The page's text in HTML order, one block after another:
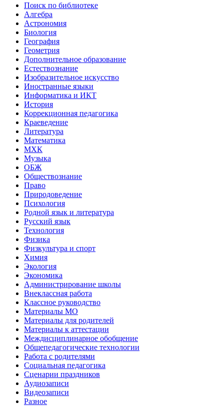
Поиск по библиотеке
Алгебра
Астрономия
Биология
География
Геометрия
Дополнительное образование
Естествознание
Изобразительное искусство
Иностранные языки
Информатика и ИКТ
История
Коррекционная педагогика
Краеведение
Литература
Математика
МХК
Музыка
ОБЖ
Обществознание
Право
Природоведение
Психология
Родной язык и литература
Русский язык
Технология
Физика
Физкультура и спорт
Химия
Экология
Экономика
Администрирование школы
Внеклассная работа
Классное руководство
Материалы МО
Материалы для родителей
Материалы к аттестации
Междисциплинарное обобщение
Общепедагогические технологии
Работа с родителями
Социальная педагогика
Сценарии праздников
Аудиозаписи
Видеозаписи
Разное